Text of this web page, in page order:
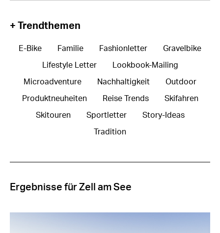
+ Trendthemen
E-Bike Familie Fashionletter Gravelbike
Lifestyle Letter Lookbook-Mailing
Microadventure Nachhaltigkeit Outdoor
Produktneuheiten Reise Trends Skifahren
Skitouren Sportletter Story-Ideas
Tradition
Ergebnisse für Zell am See